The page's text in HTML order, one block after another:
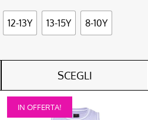
12-13Y 13-15Y 8-10Y
SCEGLI
IN OFFERTA!
Questo
prodotto